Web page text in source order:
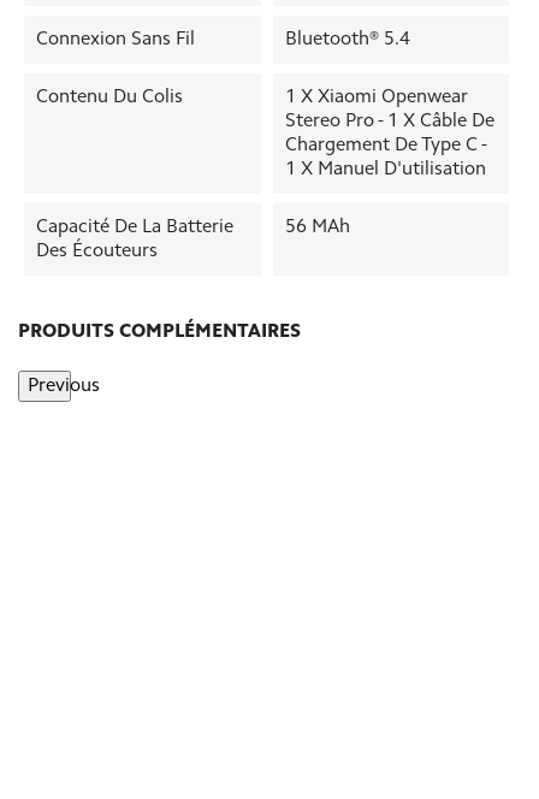
Connexion Sans Fil Bluetooth® 5.4
Contenu Du Colis
1 X Xiaomi Openwear
Stereo Pro - 1 X Câble De
Chargement De Type C -
1 X Manuel D'utilisation
Capacité De La Batterie
Des Écouteurs
56 MAh
PRODUITS COMPLÉMENTAIRES
Previous